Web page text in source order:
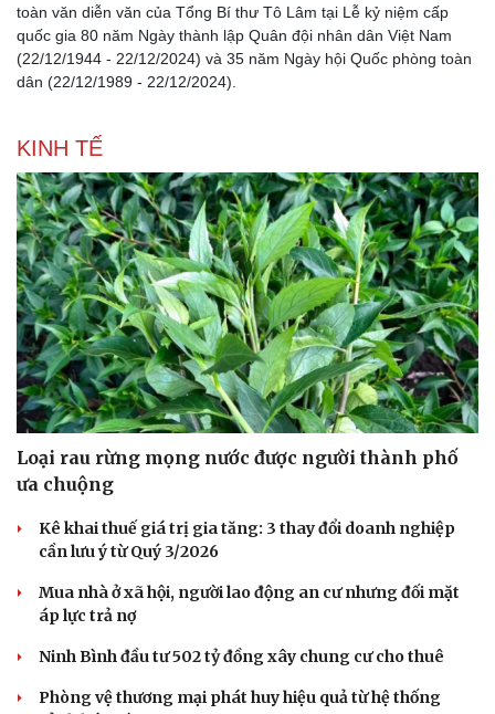
toàn văn diễn văn của Tổng Bí thư Tô Lâm tại Lễ kỷ niệm cấp
quốc gia 80 năm Ngày thành lập Quân đội nhân dân Việt Nam
(22/12/1944 - 22/12/2024) và 35 năm Ngày hội Quốc phòng toàn
dân (22/12/1989 - 22/12/2024).
KINH TẾ
Loại rau rừng mọng nước được người thành phố
ưa chuộng
Kê khai thuế giá trị gia tăng: 3 thay đổi doanh nghiệp
cần lưu ý từ Quý 3/2026
Mua nhà ở xã hội, người lao động an cư nhưng đối mặt
áp lực trả nợ
Ninh Bình đầu tư 502 tỷ đồng xây chung cư cho thuê
Phòng vệ thương mại phát huy hiệu quả từ hệ thống